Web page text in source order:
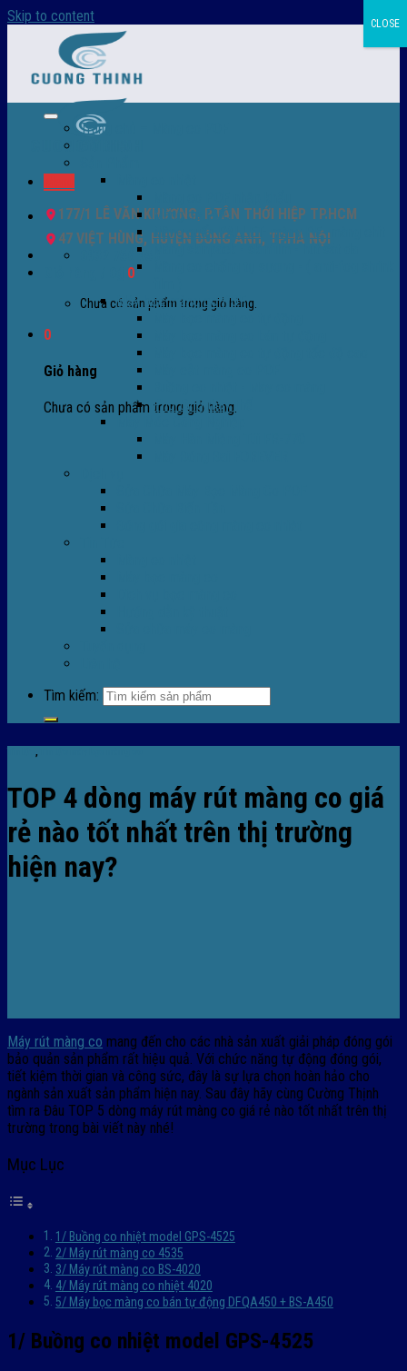
Skip to content
177/1 LÊ VĂN KHƯƠNG, P.TÂN THỚI HIỆP TP.HCM
47 VIỆT HÙNG, HUYỆN ĐÔNG ANH, TP.HÀ NỘI
0932 756 950
0
Chưa có sản phẩm trong giỏ hàng.
0
Giỏ hàng
Chưa có sản phẩm trong giỏ hàng.
Trang chủ – Màng co POF
Màng co PVC
Màng quấn PALLET- màng PE- màng chit
Màng skinpack - skinfilm - hút sát da
Máy bọc màng co POF
Phụ tùng thay thế
Tìm kiếm:
,
TOP 4 dòng máy rút màng co giá
rẻ nào tốt nhất trên thị trường
hiện nay?
Máy rút màng co mang đến cho các nhà sản xuất giải pháp đóng gói
bảo quản sản phẩm rất hiệu quả. Với chức năng tự động đóng gói,
tiết kiệm thời gian và công sức, đây là sự lựa chọn hoàn hảo cho
ngành sản xuất sản phẩm hiện nay. Sau đây hãy cùng Cường Thịnh
tìm ra Đâu TOP 5 dòng máy rút màng co giá rẻ nào tốt nhất trên thị
trường trong bài viết này nhé!
Mục Lục
1/ Buồng co nhiệt model GPS-4525
2/ Máy rút màng co 4535
3/ Máy rút màng co BS-4020
4/ Máy rút màng co nhiệt 4020
5/ Máy bọc màng co bán tự động DFQA450 + BS-A450
1/ Buồng co nhiệt model GPS-4525
CLOSE